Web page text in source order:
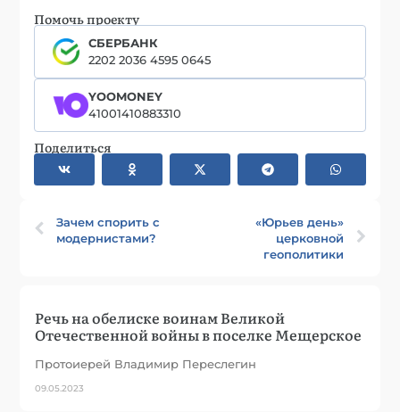
Помочь проекту
СБЕРБАНК
2202 2036 4595 0645
YOOMONEY
41001410883310
Поделиться
Зачем спорить с
модернистами?
«Юрьев день»
церковной
геополитики
Речь на обелиске воинам Великой
Отечественной войны в поселке Мещерское
Протоиерей Владимир Переслегин
09.05.2023